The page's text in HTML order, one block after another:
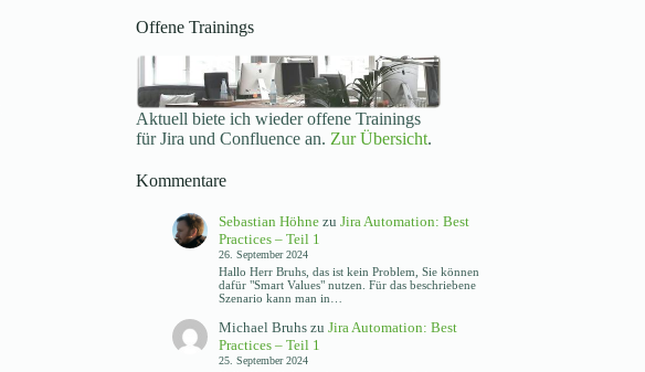
Offene Trainings
Aktuell biete ich wieder offene Trainings
für Jira und Confluence an. Zur Übersicht.
Kommentare
Sebastian Höhnezu Jira Automation: Best
Practices – Teil 1
26. September 2024
Hallo Herr Bruhs, das ist kein Problem, Sie können
dafür "Smart Values" nutzen. Für das beschriebene
Szenario kann man in…
Michael Bruhszu Jira Automation: Best
Practices – Teil 1
25. September 2024